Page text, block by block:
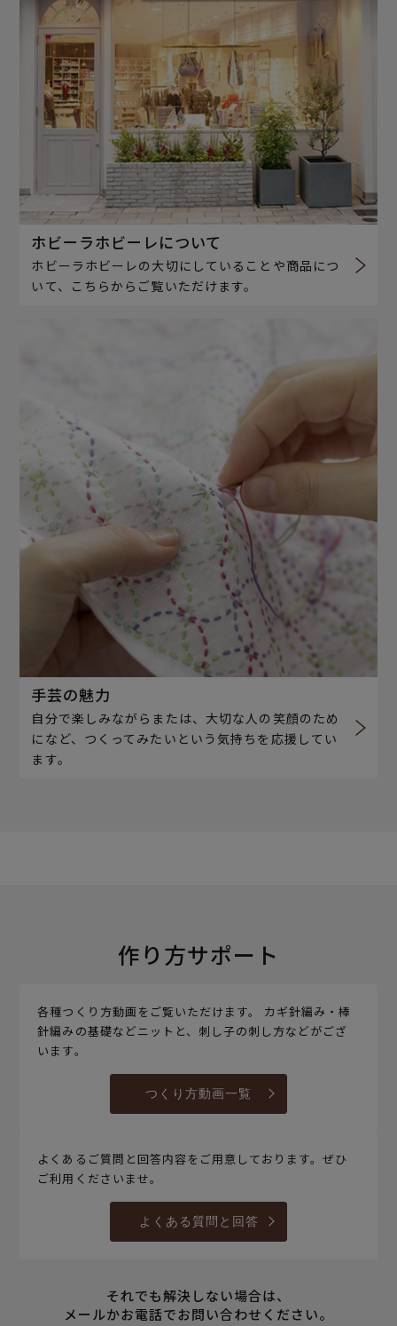
ホビーラホビーレについて
ホビーラホビーレの大切にしていることや商品につ
いて、こちらからご覧いただけます。
手芸の魅力
自分で楽しみながらまたは、大切な人の笑顔のため
になど、つくってみたいという気持ちを応援してい
ます。
作り方サポート
各種つくり方動画をご覧いただけます。 カギ針編み・棒
針編みの基礎などニットと、刺し子の刺し方などがござ
います。
つくり方動画一覧
よくあるご質問と回答内容をご用意しております。ぜひ
ご利用くださいませ。
よくある質問と回答
それでも解決しない場合は、
メールかお電話でお問い合わせください。